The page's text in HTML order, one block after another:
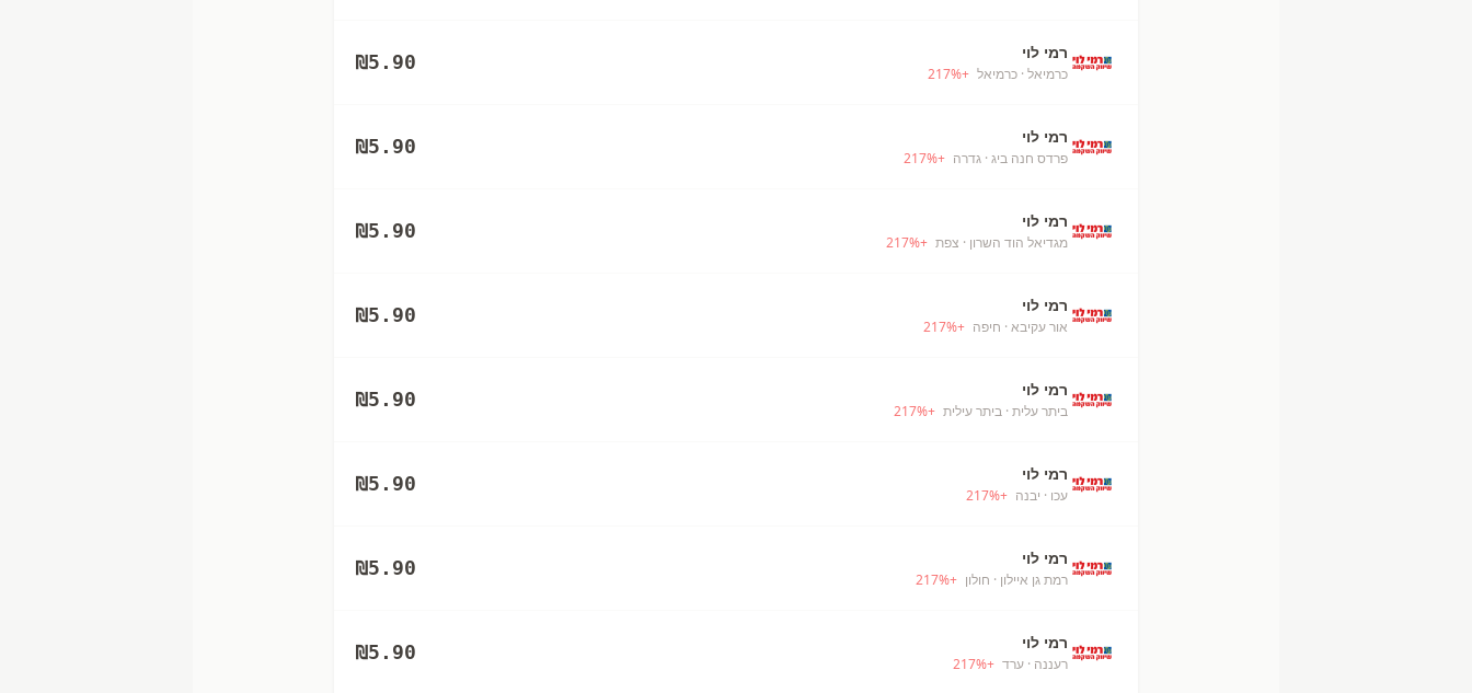
רמי לוי
כרמיאל · כרמיאל +
217%
₪5.90
רמי לוי
פרדס חנה ביג · גדרה +
217%
₪5.90
רמי לוי
מגדיאל הוד השרון · צפת +
217%
₪5.90
רמי לוי
אור עקיבא · חיפה +
217%
₪5.90
רמי לוי
ביתר עלית · ביתר עילית +
217%
₪5.90
רמי לוי
עכו · יבנה +
217%
₪5.90
רמי לוי
רמת גן איילון · חולון +
217%
₪5.90
רמי לוי
רעננה · ערד +
217%
₪5.90